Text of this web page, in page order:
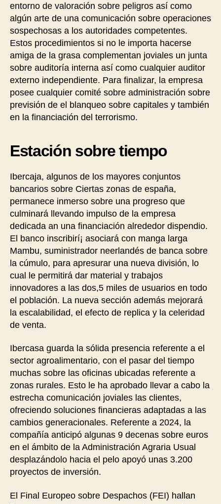
entorno de valoración sobre peligros así­ como
algún arte de una comunicación sobre operaciones
sospechosas a los autoridades competentes.
Estos procedimientos si no le importa hacerse
amiga de la grasa complementan joviales un junta
sobre auditoría interna así­ como cualquier auditor
externo independiente. Para finalizar, la empresa
posee cualquier comité sobre administración sobre
previsión de el blanqueo sobre capitales y también
en la financiación del terrorismo.
Estación sobre tiempo
Ibercaja, algunos de los mayores conjuntos
bancarios sobre Ciertas zonas de españa,
permanece inmerso sobre una progreso que
culminará llevando impulso de la empresa
dedicada an una financiación alrededor dispendio.
El banco inscribirí¡ asociará con manga larga
Mambu, suministrador neerlandés de banca sobre
la cúmulo, para apresurar una nueva división, lo
cual le permitirá dar material y trabajos
innovadores a las dos,5 miles de usuarios en todo
el población. La nueva sección además mejorará
la escalabilidad, el efecto de replica y la celeridad
de venta.
Ibercasa guarda la sólida presencia referente a el
sector agroalimentario, con el pasar del tiempo
muchas sobre las oficinas ubicadas referente a
zonas rurales. Esto le ha aprobado llevar a cabo la
estrecha comunicación joviales las clientes,
ofreciendo soluciones financieras adaptadas a las
cambios generacionales. Referente a 2024, la
compañía anticipó algunas 9 decenas sobre euros
en el ámbito de la Administración Agraria Usual
desplazándolo hacia el pelo apoyó unas 3.200
proyectos de inversión.
El Final Europeo sobre Despachos (FEI) hallan